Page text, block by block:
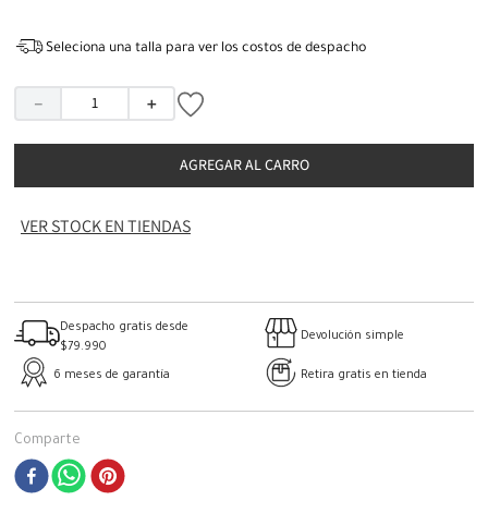
Seleciona una talla para ver los costos de despacho
＋
－
AGREGAR AL CARRO
VER STOCK EN TIENDAS
Despacho gratis desde
$79.990
Devolución simple
6 meses de garantía Retira gratis en tienda
Comparte